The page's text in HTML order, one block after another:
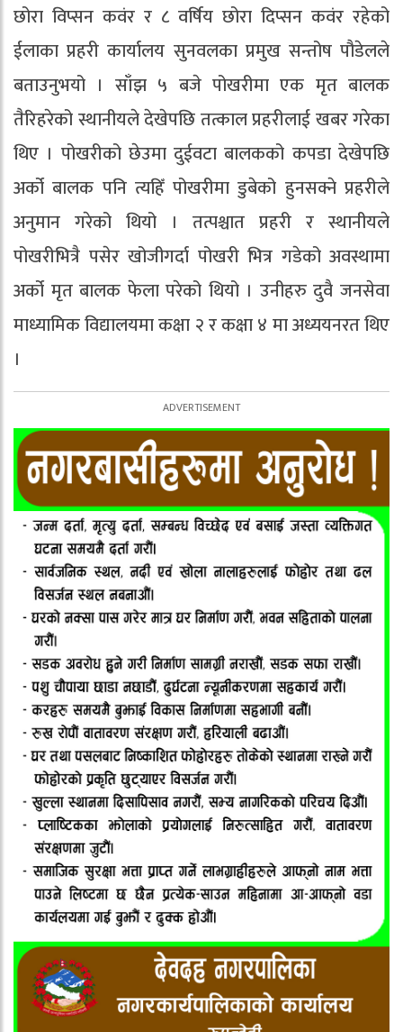
छोरा विप्सन कवंर र ८ वर्षिय छोरा दिप्सन कवंर रहेको
ईलाका प्रहरी कार्यालय सुनवलका प्रमुख सन्तोष पौडेलले
बताउनुभयो । साँझ ५ बजे पोखरीमा एक मृत बालक
तैरिहरेको स्थानीयले देखेपछि तत्काल प्रहरीलाई खबर गरेका
थिए । पोखरीको छेउमा दुईवटा बालकको कपडा देखेपछि
अर्को बालक पनि त्यहिँ पोखरीमा डुबेको हुनसक्ने प्रहरीले
अनुमान गरेको थियो । तत्पश्चात प्रहरी र स्थानीयले
पोखरीभित्रै पसेर खोजीगर्दा पोखरी भित्र गडेको अवस्थामा
अर्को मृत बालक फेला परेको थियो । उनीहरु दुवै जनसेवा
माध्यामिक विद्यालयमा कक्षा २ र कक्षा ४ मा अध्ययनरत थिए
।